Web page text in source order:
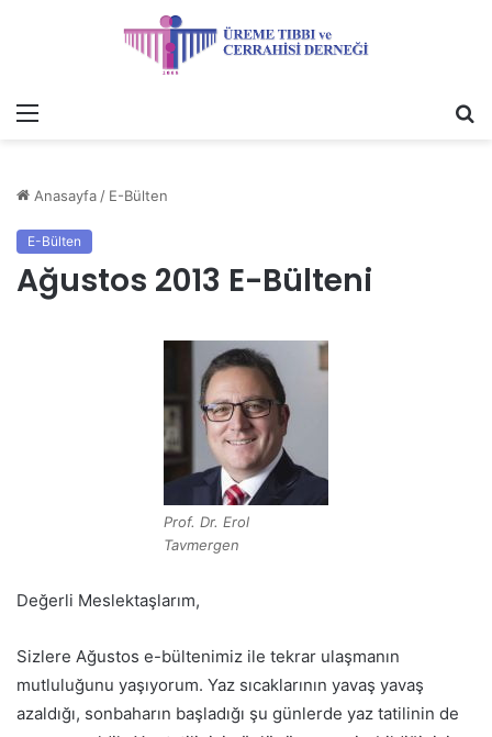
Menü
Anasayfa/ E-Bülten
E-Bülten
Ağustos 2013 E-Bülteni
Prof. Dr. Erol
Tavmergen
Değerli Meslektaşlarım,
Sizlere Ağustos e-bültenimiz ile tekrar ulaşmanın
mutluluğunu yaşıyorum. Yaz sıcaklarının yavaş yavaş
azaldığı, sonbaharın başladığı şu günlerde yaz tatilinin de